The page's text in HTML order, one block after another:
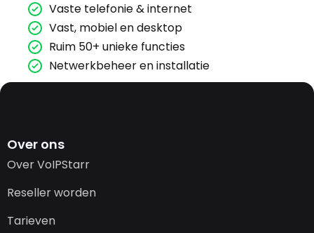
Vaste telefonie & internet
Vast, mobiel en desktop
Ruim 50+ unieke functies
Netwerkbeheer en installatie
Over ons
Over VoIPStarr
Reseller worden
Tarieven